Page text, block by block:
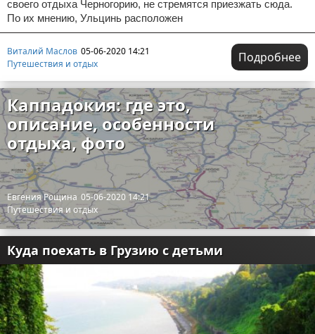
своего отдыха Черногорию, не стремятся приезжать сюда.
По их мнению, Ульцинь расположен
Виталий Маслов 05-06-2020 14:21
Путешествия и отдых
Подробнее
Каппадокия: где это,
описание, особенности
отдыха, фото
Евгения Рощина 05-06-2020 14:21
Путешествия и отдых
Куда поехать в Грузию с детьми